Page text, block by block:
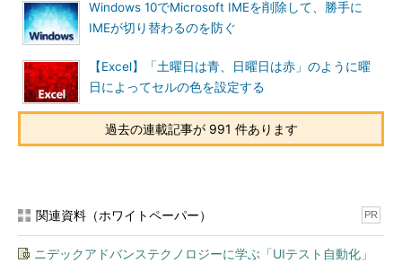
Windows 10でMicrosoft IMEを削除して、勝手に
IMEが切り替わるのを防ぐ
【Excel】「土曜日は青、日曜日は赤」のように曜
日によってセルの色を設定する
過去の連載記事が 991 件あります
関連資料（ホワイトペーパー） PR
ニデックアドバンステクノロジーに学ぶ「UIテスト自動化」